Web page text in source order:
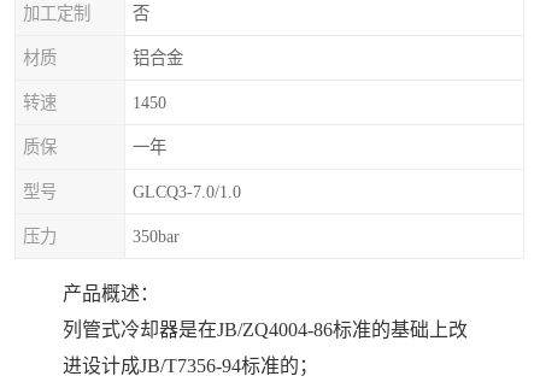
加工定制 否
材质 铝合金
转速 1450
质保 一年
型号 GLCQ3-7.0/1.0
压力 350bar
产品概述：
列管式冷却器是在JB/ZQ4004-86标准的基础上改
进设计成JB/T7356-94标准的；